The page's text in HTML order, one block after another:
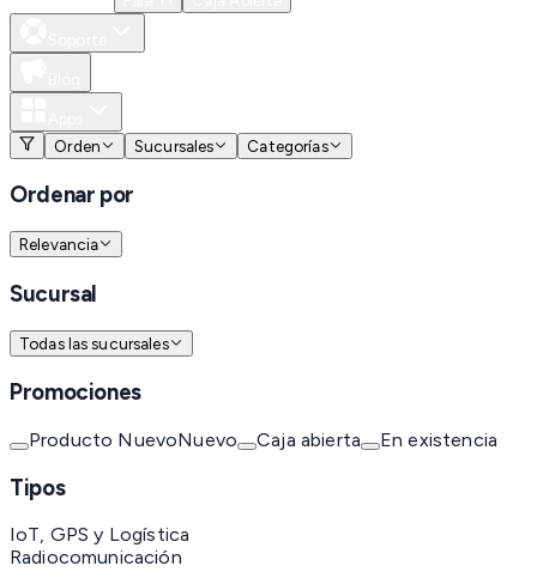
Orden
Sucursales Categorías
Ordenar por
Relevancia
Sucursal
Todas las sucursales
Promociones
Producto NuevoNuevo Caja abierta En existencia
Tipos
IoT, GPS y Logística
Radiocomunicación